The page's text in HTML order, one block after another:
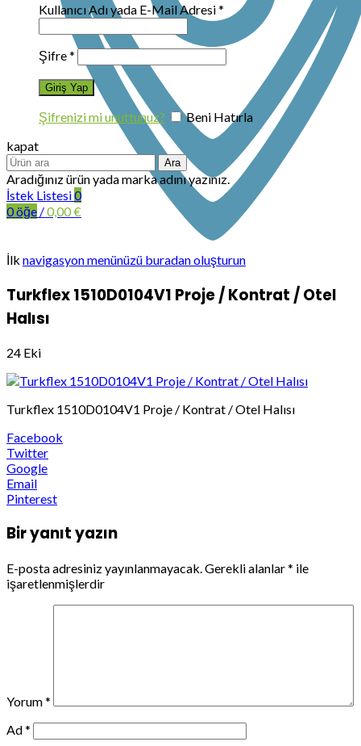
Kullanıcı Adı yada E-Mail Adresi*
Şifre*
Şifrenizi mi unuttunuz?
Beni Hatırla
kapat
Ara
Aradığınız ürün yada marka adını yazınız.
İstek Listesi0
0öğe /0,00€
İlk navigasyon menünüzü buradan oluşturun
Turkflex 1510D0104V1 Proje / Kontrat / Otel
Halısı
24 Eki
Turkflex 1510D0104V1 Proje / Kontrat / Otel Halısı
Facebook
Twitter
Google
Email
Pinterest
Bir yanıt yazın
E-posta adresiniz yayınlanmayacak. Gerekli alanlar* ile
işaretlenmişlerdir
Yorum*
Ad*